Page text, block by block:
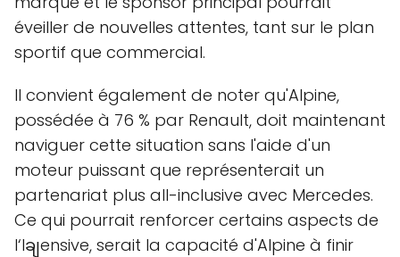
éveiller de nouvelles attentes, tant sur le plan
sportif que commercial.
Il convient également de noter qu'Alpine,
possédée à 76 % par Renault, doit maintenant
naviguer cette situation sans l'aide d'un
moteur puissant que représenterait un
partenariat plus all-inclusive avec Mercedes.
Ce qui pourrait renforcer certains aspects de
l‘lချensive, serait la capacité d'Alpine à finir